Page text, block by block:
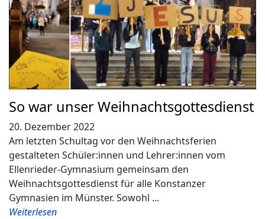
So war unser Weihnachtsgottesdienst
20. Dezember 2022
Am letzten Schultag vor den Weihnachtsferien
gestalteten Schüler:innen und Lehrer:innen vom
Ellenrieder-Gymnasium gemeinsam den
Weihnachtsgottesdienst für alle Konstanzer
Gymnasien im Münster. Sowohl ...
Weiterlesen